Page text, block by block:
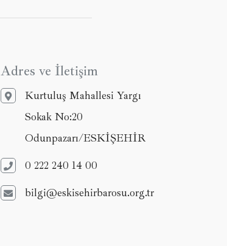
Adres ve İletişim
Kurtuluş Mahallesi Yargı
Sokak No:20
Odunpazarı/ESKİŞEHİR
0 222 240 14 00
bilgi@eskisehirbarosu.org.tr